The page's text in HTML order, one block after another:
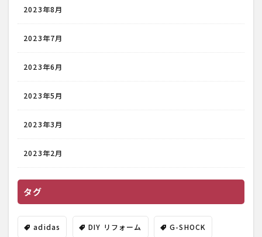
2023年8月
2023年7月
2023年6月
2023年5月
2023年3月
2023年2月
タグ
adidas DIY リフォーム G-SHOCK